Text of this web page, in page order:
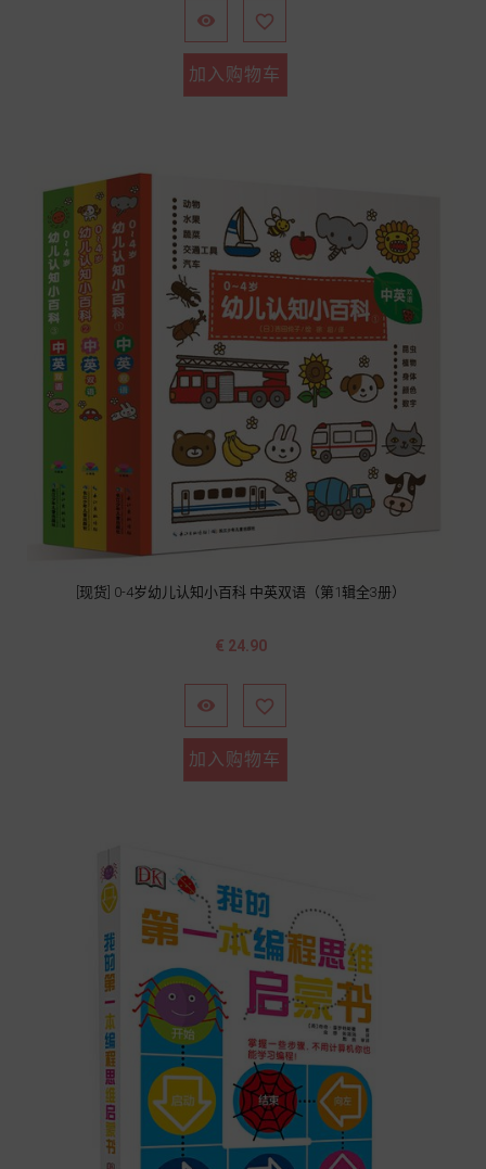
 
加入购物车
[现货] 0-4岁幼儿认知小百科 中英双语（第1辑全3册）
价
€ 24.90
 
加入购物车